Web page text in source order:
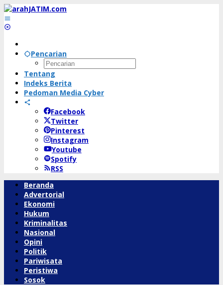
Lewati
ke
konten
Pencarian
Tentang
Indeks Berita
Pedoman Media Cyber
Facebook
Twitter
Pinterest
Instagram
Youtube
Spotify
RSS
Beranda
Advertorial
Ekonomi
Hukum
Kriminalitas
Nasional
Opini
Politik
Pariwisata
Peristiwa
Sosok